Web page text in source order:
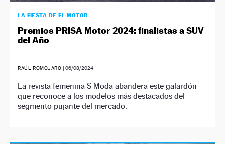
LA FIESTA DE EL MOTOR
Premios PRISA Motor 2024: finalistas a SUV
del Año
RAÚL ROMOJARO |06/08/2024
La revista femenina S Moda abandera este galardón
que reconoce a los modelos más destacados del
segmento pujante del mercado.